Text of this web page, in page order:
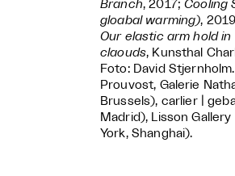
Branch, 2017;Cooling
gloabal warming),
Our elastic arm hold
claouds, Kunsthal
Foto: David
Prouvost, Galerie
Brussels), carlier |
Madrid), Lisson
York, Shanghai).